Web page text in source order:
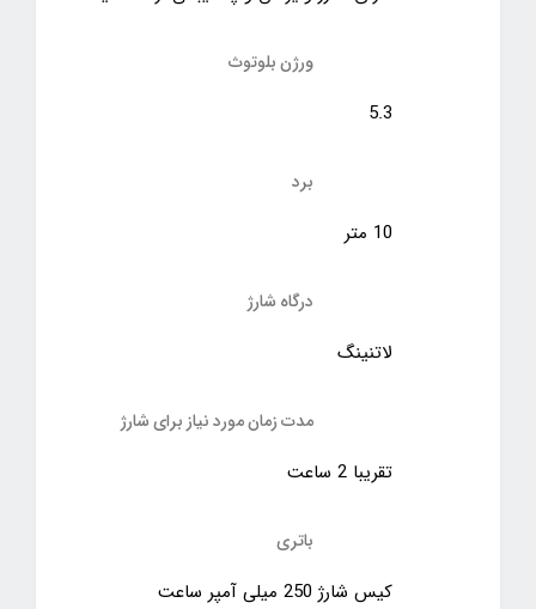
ورژن بلوتوث
5.3
برد
10 متر
درگاه شارژ
لاتنینگ
مدت زمان مورد نیاز برای شارژ
تقریبا 2 ساعت
باتری
کیس شارژ 250 میلی آمپر ساعت